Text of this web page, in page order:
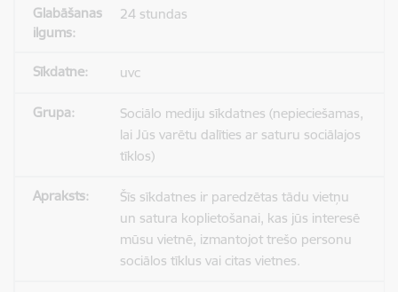
24 stundas
uvc
Sociālo mediju sīkdatnes (nepieciešamas,
lai Jūs varētu dalīties ar saturu sociālajos
tīklos)
Šīs sīkdatnes ir paredzētas tādu vietņu
un satura koplietošanai, kas jūs interesē
mūsu vietnē, izmantojot trešo personu
sociālos tīklus vai citas vietnes.